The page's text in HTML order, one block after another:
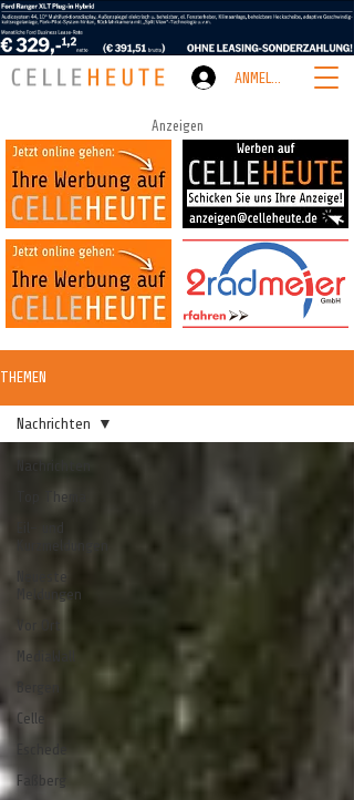
ANMELDEN
Anzeigen
THEMEN
Top Thema
Neueste
Meldungen
MediaWall
Celle
Faßberg
Nachrichten